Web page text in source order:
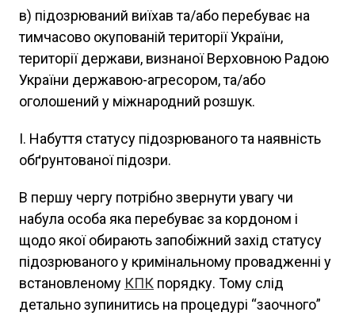
в) підозрюваний виїхав та/або перебуває на
тимчасово окупованій території України,
території держави, визнаної Верховною Радою
України державою-агресором, та/або
оголошений у міжнародний розшук.
І. Набуття статусу підозрюваного та наявність
обґрунтованої підозри.
В першу чергу потрібно звернути увагу чи
набула особа яка перебуває за кордоном і
щодо якої обирають запобіжний захід статусу
підозрюваного у кримінальному провадженні у
встановленому КПК порядку. Тому слід
детально зупинитись на процедурі “заочного”